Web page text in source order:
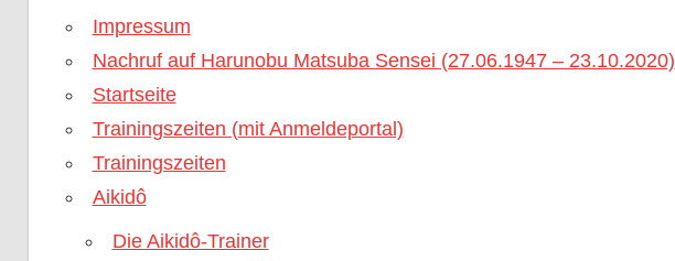
Impressum
Nachruf auf Harunobu Matsuba Sensei (27.06.1947 – 23.10.2020)
Startseite
Trainingszeiten (mit Anmeldeportal)
Trainingszeiten
Aikidô
Die Aikidô-Trainer